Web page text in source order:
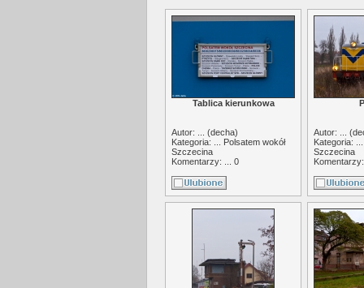
Tablica kierunkowa
Autor: ... (decha)
Kategoria: ... Polsatem wokół
Szczecina
Komentarzy: ... 0
Autor: ... (
Kategoria:
Szczecina